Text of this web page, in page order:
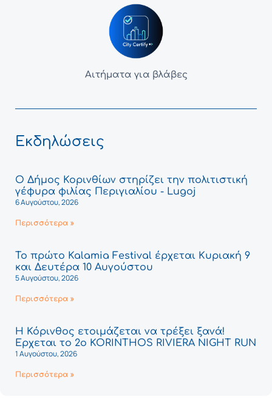
Αιτήματα για βλάβες
Εκδηλώσεις
Ο Δήμος Κορινθίων στηρίζει την πολιτιστική
γέφυρα φιλίας Περιγιαλίου - Lugoj
6 Αυγούστου, 2026
Περισσότερα »
Το πρώτο Kalamia Festival έρχεται Κυριακή 9
και Δευτέρα 10 Αυγούστου
5 Αυγούστου, 2026
Περισσότερα »
Η Κόρινθος ετοιμάζεται να τρέξει ξανά!
Έρχεται το 2ο KORINTHOS RIVIERA NIGHT RUN
1 Αυγούστου, 2026
Περισσότερα »